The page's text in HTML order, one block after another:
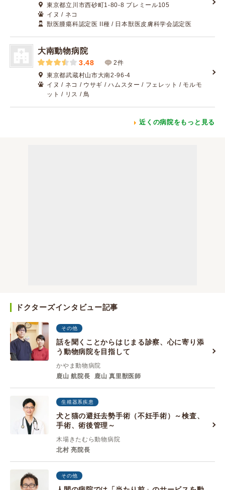
東京都立川市西砂町1-80-8 プレミール105
イヌ / ネコ
獣医腫瘍科認定医 II種 / 日本獣医皮膚科学会認定医
大南動物病院
3.48
2件
東京都武蔵村山市大南2-96-4
イヌ / ネコ / ウサギ / ハムスター / フェレット / モルモ
ット / リス / 鳥
近くの病院をもっと見る
ドクターズインタビュー記事
その他
話を聞くことからはじまる診察、心に寄り添
う動物病院を目指して
かやま動物病院
鹿山 航院長
鹿山 真里獣医師
生殖器系疾患
犬と猫の避妊去勢手術（不妊手術）～検査、
手術、術後管理～
木場きたむら動物病院
北村 亮院長
その他